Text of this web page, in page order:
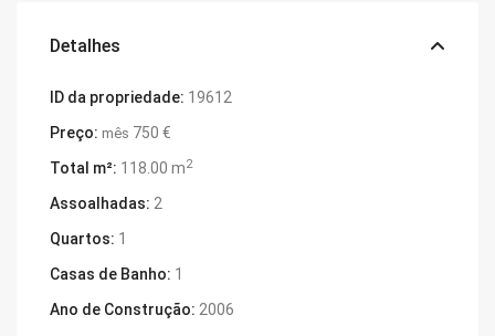
Detalhes
ID da propriedade: 19612
Preço: mês 750 €
Total m²: 118.00 m2
Assoalhadas: 2
Quartos: 1
Casas de Banho: 1
Ano de Construção: 2006